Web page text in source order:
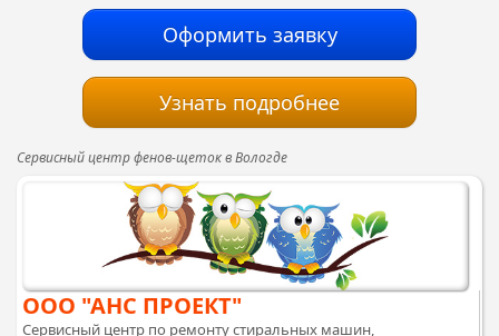
Оформить заявку
Узнать подробнее
Сервисный центр фенов-щеток в Вологде
ООО "АНС ПРОЕКТ"
Сервисный центр по ремонту стиральных машин,